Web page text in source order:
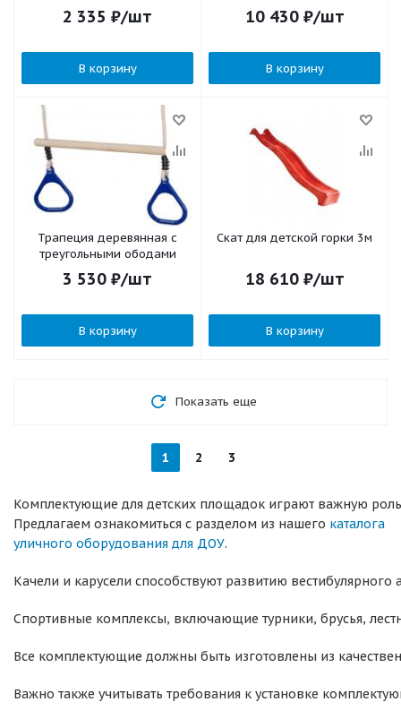
2 335 ₽/шт
В корзину
10 430₽/шт
В корзину
Трапеция деревянная с
треугольными ободами
3 530 ₽/шт
В корзину
Скат для детской горки 3м
18 610₽/шт
В корзину
Показать еще
1 2 3
Комплектующие для детских площадок играют важную
Предлагаем ознакомиться с разделом из нашего каталога
уличного оборудования для ДОУ.
Качели и карусели способствуют развитию
Спортивные комплексы, включающие турники, брусья,
Все комплектующие должны быть изготовлены из
Важно также учитывать требования к установке